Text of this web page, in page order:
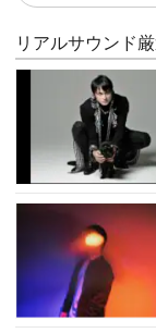
リアルサウンド